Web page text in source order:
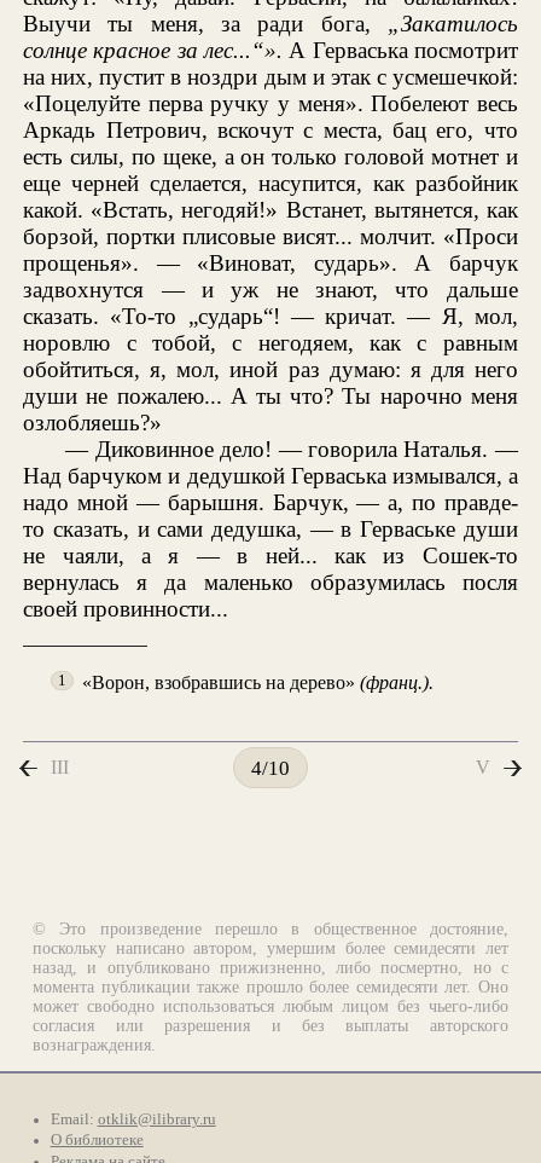
Выучи ты меня, за ради бога, „Закатилось
солнце красное за лес...“». А Герваська посмотрит
на них, пустит в ноздри дым и этак с усмешечкой:
«Поцелуйте перва ручку у меня». Побелеют весь
Аркадь Петрович, вскочут с места, бац его, что
есть силы, по щеке, а он только головой мотнет и
еще черней сделается, насупится, как разбойник
какой. «Встать, негодяй!» Встанет, вытянется, как
борзой, портки плисовые висят... молчит. «Проси
прощенья». — «Виноват, сударь». А барчук
задвохнутся — и уж не знают, что дальше
сказать. «То-то „сударь“! — кричат. — Я, мол,
норовлю с тобой, с негодяем, как с равным
обойтиться, я, мол, иной раз думаю: я для него
души не пожалею... А ты что? Ты нарочно меня
озлобляешь?»
— Диковинное дело! — говорила Наталья. —
Над барчуком и дедушкой Герваська измывался, а
надо мной — барышня. Барчук, — а, по правде-
то сказать, и сами дедушка, — в Герваське души
не чаяли, а я — в ней... как из Сошек-то
вернулась я да маленько образумилась посля
своей провинности...
1 «Ворон, взобравшись на дерево»(франц.).
III 4/10 V
© Это произведение перешло в общественное достояние,
поскольку написано автором, умершим более семидесяти лет
назад, и опубликовано прижизненно, либо посмертно, но с
момента публикации также прошло более семидесяти лет. Оно
может свободно использоваться любым лицом без чьего-либо
согласия или разрешения и без выплаты авторского
вознаграждения.
Email: otklik@ilibrary.ru
О библиотеке